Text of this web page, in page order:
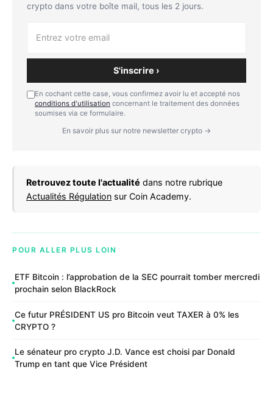
crypto dans votre boîte mail, tous les 2 jours.
S'inscrire ›
En cochant cette case, vous confirmez avoir lu et accepté nos
conditions d'utilisation concernant le traitement des données
soumises via ce formulaire.
En savoir plus sur notre newsletter crypto →
Retrouvez toute l'actualité dans notre rubrique
Actualités Régulation sur Coin Academy.
POUR ALLER PLUS LOIN
ETF Bitcoin : l’approbation de la SEC pourrait tomber mercredi
prochain selon BlackRock
Ce futur PRÉSIDENT US pro Bitcoin veut TAXER à 0% les
CRYPTO ?
Le sénateur pro crypto J.D. Vance est choisi par Donald
Trump en tant que Vice Président